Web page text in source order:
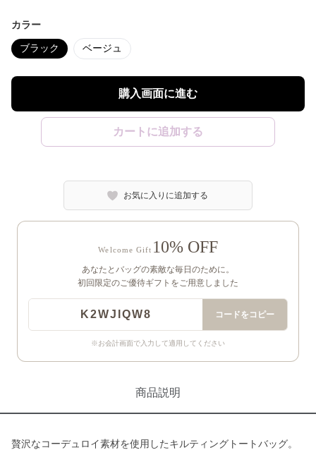
カラー
ブラック ベージュ
購入画面に進む
カートに追加する
お気に入りに追加する
Welcome Gift 10% OFF
あなたとバッグの素敵な毎日のために。
初回限定のご優待ギフトをご用意しました
K2WJIQW8 コードをコピー
※お会計画面で入力して適用してください
商品説明
贅沢なコーデュロイ素材を使用したキルティングトートバッグ。